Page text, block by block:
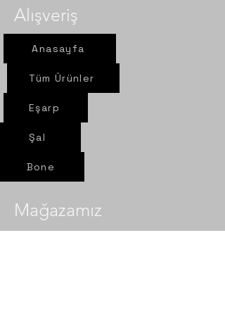
Alışveriş
Anasayfa
Tüm Ürünler
Eşarp
Şal
Bone
Mağazamız